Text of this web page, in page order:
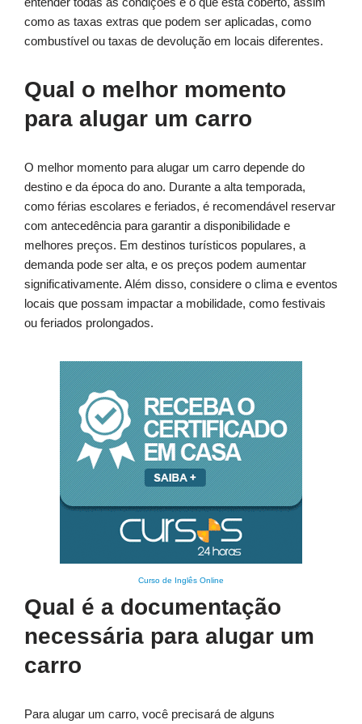
como as taxas extras que podem ser aplicadas, como
combustível ou taxas de devolução em locais diferentes.
Qual o melhor momento
para alugar um carro
O melhor momento para alugar um carro depende do
destino e da época do ano. Durante a alta temporada,
como férias escolares e feriados, é recomendável reservar
com antecedência para garantir a disponibilidade e
melhores preços. Em destinos turísticos populares, a
demanda pode ser alta, e os preços podem aumentar
significativamente. Além disso, considere o clima e eventos
locais que possam impactar a mobilidade, como festivais
ou feriados prolongados.
Curso de Inglês Online
Qual é a documentação
necessária para alugar um
carro
Para alugar um carro, você precisará de alguns